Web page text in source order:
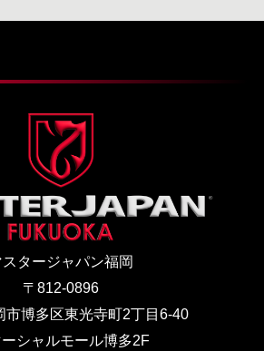
スタージャパン福岡
〒812-0896
市博多区東光寺町2丁目6-40
ーシャルモール博多2F